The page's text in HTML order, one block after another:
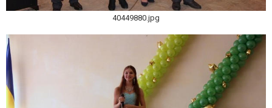
40449880.jpg